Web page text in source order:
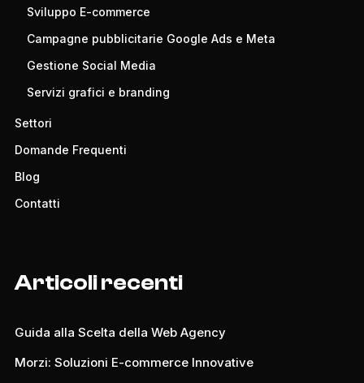
Sviluppo E-commerce
Campagne pubblicitarie Google Ads e Meta
Gestione Social Media
Servizi grafici e branding
Settori
Domande Frequenti
Blog
Contatti
Articoli recenti
Guida alla Scelta della Web Agency
Morzi: Soluzioni E-commerce Innovative